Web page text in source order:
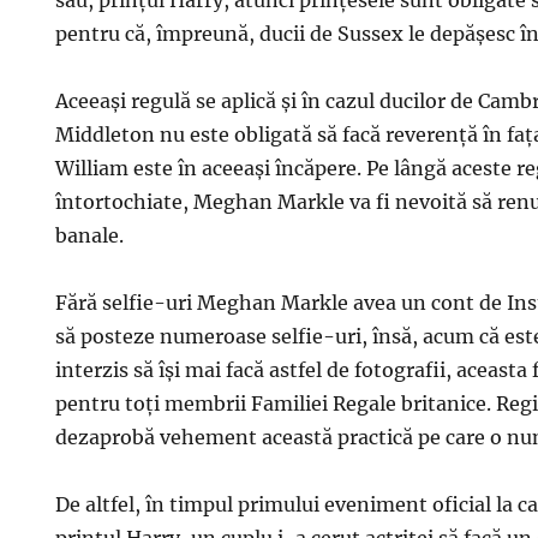
pentru că, împreună, ducii de Sussex le depăşesc
Aceeaşi regulă se aplică şi în cazul ducilor de
Middleton nu este obligată să facă reverenţă în
William este în aceeaşi încăpere. Pe lângă aceste
întortochiate, Meghan Markle va fi nevoită să
banale.
Fără selfie-uri Meghan Markle avea un cont de
să posteze numeroase selfie-uri, însă, acum că
interzis să îşi mai facă astfel de fotografii, aceasta
pentru toţi membrii Familiei Regale britanice.
dezaprobă vehement această practică pe care o
De altfel, în timpul primului eveniment oficial la